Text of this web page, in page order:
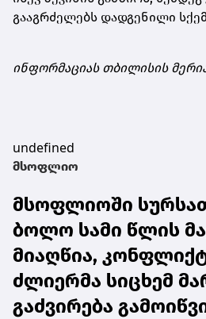
გააგრძელებს დადგენილი
ინფორმაციას თბილისის
undefined
მსოფლიო
მსოფლიოში
ბოლო სამი წლის
მიაღწია,
ძლიერმა სიცხემ
გაძვირება